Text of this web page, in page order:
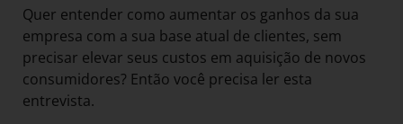
Quer entender como aumentar os ganhos da sua
empresa com a sua base atual de clientes, sem
precisar elevar seus custos em aquisição de novos
consumidores? Então você precisa ler esta
entrevista.